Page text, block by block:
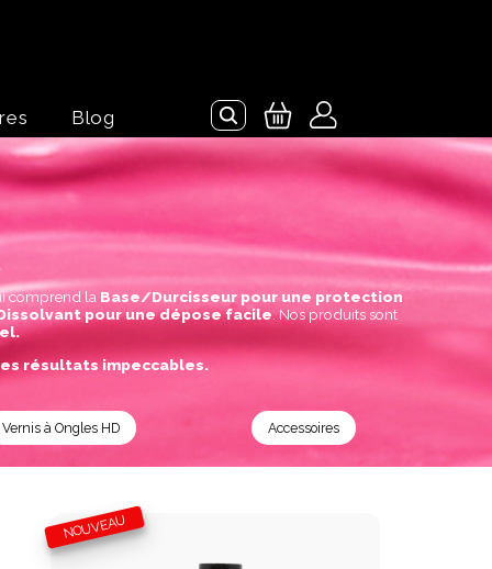
Blog
comprend la Base/Durcisseur pour une protection
pour une dépose facile. Nos produits sont
résultats impeccables.
Vernis à Ongles HD Accessoires
NOUVEAU